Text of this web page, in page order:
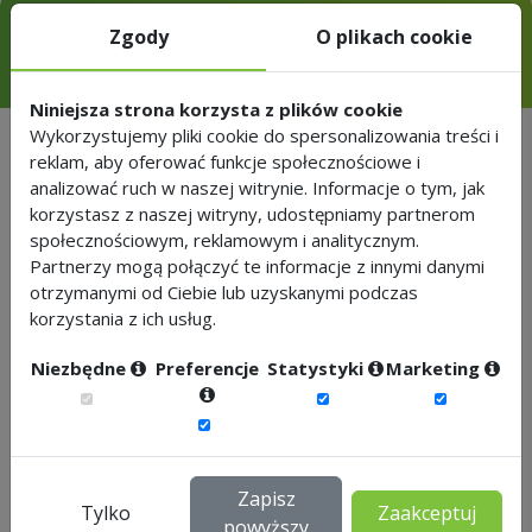
Sprawdź inne wskaźnikiHR z tej
grupy
1.Absencja ogólna
2.Absencja chorobowa
3.Absencja chorobowa własna
4.Absencja wypadkowa
Urlopy niewykorzystane
Urlopy zaległe
Zgody O plikach cookie
Niniejsza strona korzysta z plików cookie
Wykorzystujemy pliki cookie do spersonalizowania treści i
reklam, aby oferować funkcje społecznościowe i
analizować ruch w naszej witrynie. Informacje o tym, jak
korzystasz z naszej witryny, udostępniamy partnerom
społecznościowym, reklamowym i analitycznym.
Partnerzy mogą połączyć te informacje z innymi danymi
otrzymanymi od Ciebie lub uzyskanymi podczas
korzystania z ich usług.
Niezbędne Preferencje Statystyki Marketing
Tylko
Zapisz
Zaakceptuj